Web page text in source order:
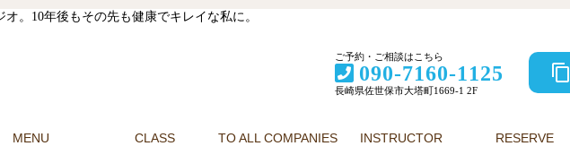
。10年後もその先も健康でキレイな私に。
ご予約・ご相談はこちら
090-7160-1125
長崎県佐世保市大塔町1669-1 2F
content_copy
MENU CLASS TO ALL COMPANIES INSTRUCTOR RESERVE